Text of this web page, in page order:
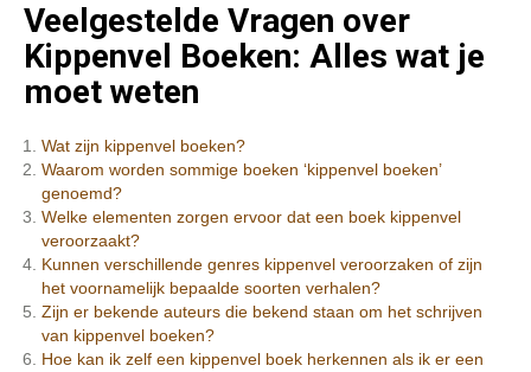
Veelgestelde Vragen over
Kippenvel Boeken: Alles wat je
moet weten
Wat zijn kippenvel boeken?
Waarom worden sommige boeken ‘kippenvel boeken’
genoemd?
Welke elementen zorgen ervoor dat een boek kippenvel
veroorzaakt?
Kunnen verschillende genres kippenvel veroorzaken of zijn
het voornamelijk bepaalde soorten verhalen?
Zijn er bekende auteurs die bekend staan om het schrijven
van kippenvel boeken?
Hoe kan ik zelf een kippenvel boek herkennen als ik er een